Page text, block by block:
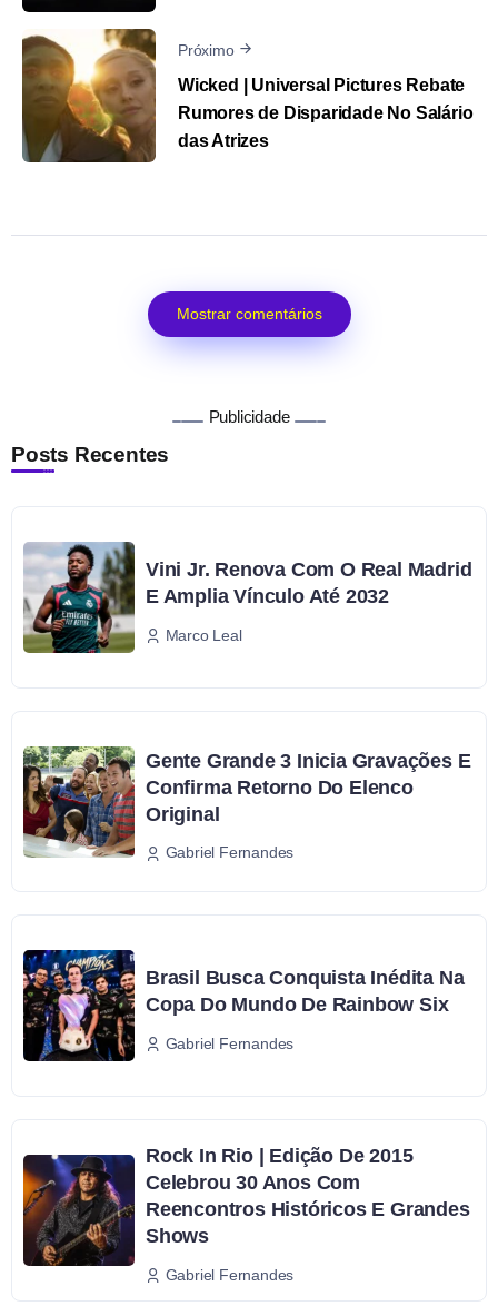
Próximo
Wicked | Universal Pictures Rebate
Rumores de Disparidade No Salário
das Atrizes
Mostrar comentários
Publicidade
Posts Recentes
Vini Jr. Renova Com O Real Madrid
E Amplia Vínculo Até 2032
Marco Leal
Gente Grande 3 Inicia Gravações E
Confirma Retorno Do Elenco
Original
Gabriel Fernandes
Brasil Busca Conquista Inédita Na
Copa Do Mundo De Rainbow Six
Gabriel Fernandes
Rock In Rio | Edição De 2015
Celebrou 30 Anos Com
Reencontros Históricos E Grandes
Shows
Gabriel Fernandes